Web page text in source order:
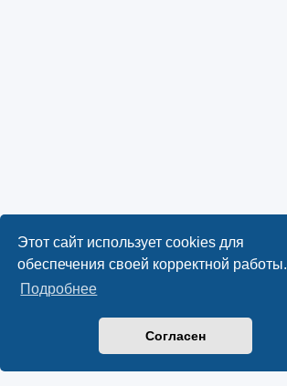
Этот сайт использует cookies для
обеспечения своей корректной работы.
Подробнее
Согласен